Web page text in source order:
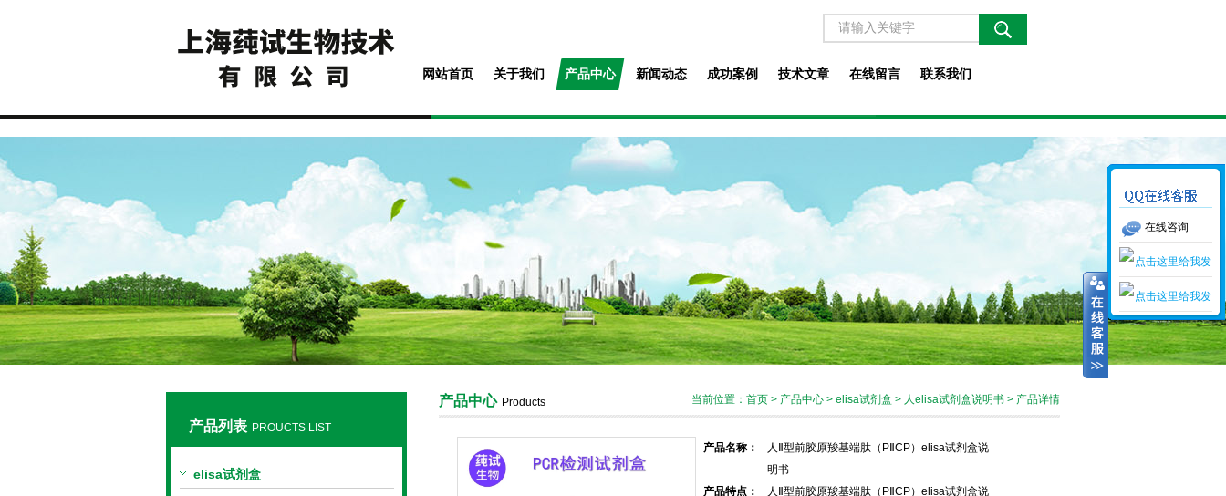
网站首页 关于我们 产品中心 新闻动态 成功案例 技术文章 在线留言 联系我们
产品列表 PROUCTS LIST
elisa试剂盒
产品中心 Products 当前位置： 首页 > 产品中心 > elisa试剂盒 > 人elisa试剂盒说明书 > 产品详情
产品名称：
人Ⅱ型前胶原羧基端肽（PⅡCP）elisa试剂盒说
明书
产品特点：
人Ⅱ型前胶原羧基端肽（PⅡCP）elisa试剂盒说
在线咨询